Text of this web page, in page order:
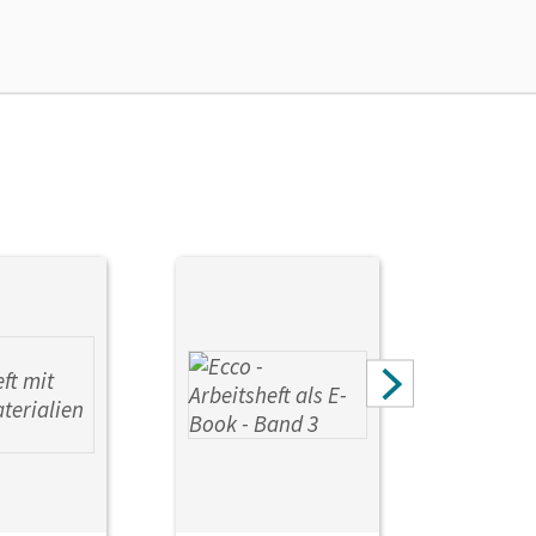
Quarantelli, Mariella; Stegmüller, Iulia;